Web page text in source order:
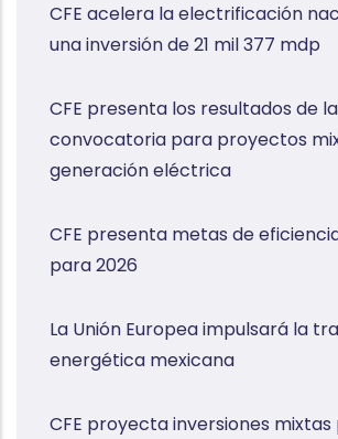
CFE acelera la electrificación
una inversión de 21 mil 377 mdp
CFE presenta los resultados de la
convocatoria para proyectos
generación eléctrica
CFE presenta metas de
para 2026
La Unión Europea impulsará la
energética mexicana
CFE proyecta inversiones mixtas